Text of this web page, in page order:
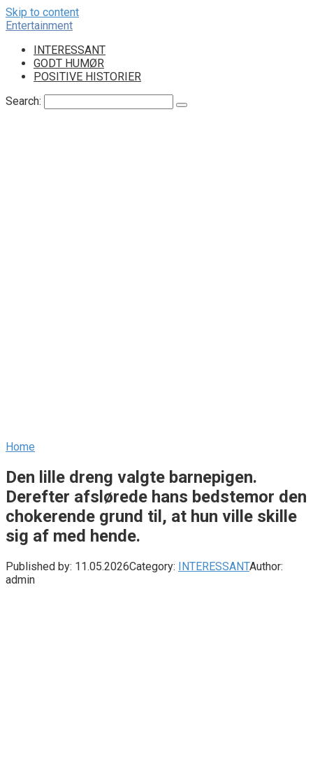
Skip to content
Entertainment
INTERESSANT
GODT HUMØR
POSITIVE HISTORIER
Search:
Home
Den lille dreng valgte barnepigen.
Derefter afslørede hans bedstemor den
chokerende grund til, at hun ville skille
sig af med hende.
Published by: 11.05.2026Category: INTERESSANTAuthor:
admin